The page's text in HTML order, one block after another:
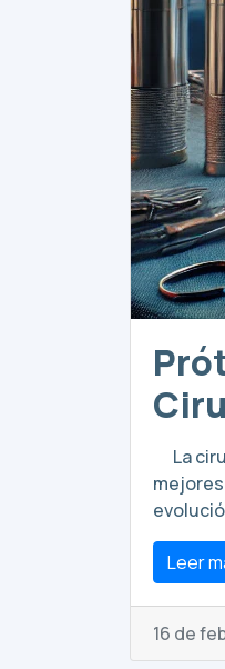
La
Leer
16 de